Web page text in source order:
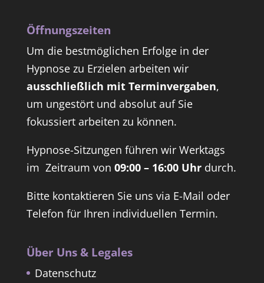
Öffnungszeiten
Um die bestmöglichen Erfolge in der
Hypnose zu Erzielen arbeiten wir
ausschließlich mit Terminvergaben,
um ungestört und absolut auf Sie
fokussiert arbeiten zu können.
Hypnose-Sitzungen führen wir Werktags
im Zeitraum von 09:00 – 16:00 Uhrdurch.
Bitte kontaktieren Sie uns via E-Mail oder
Telefon für Ihren individuellen Termin.
Über Uns & Legales
Datenschutz